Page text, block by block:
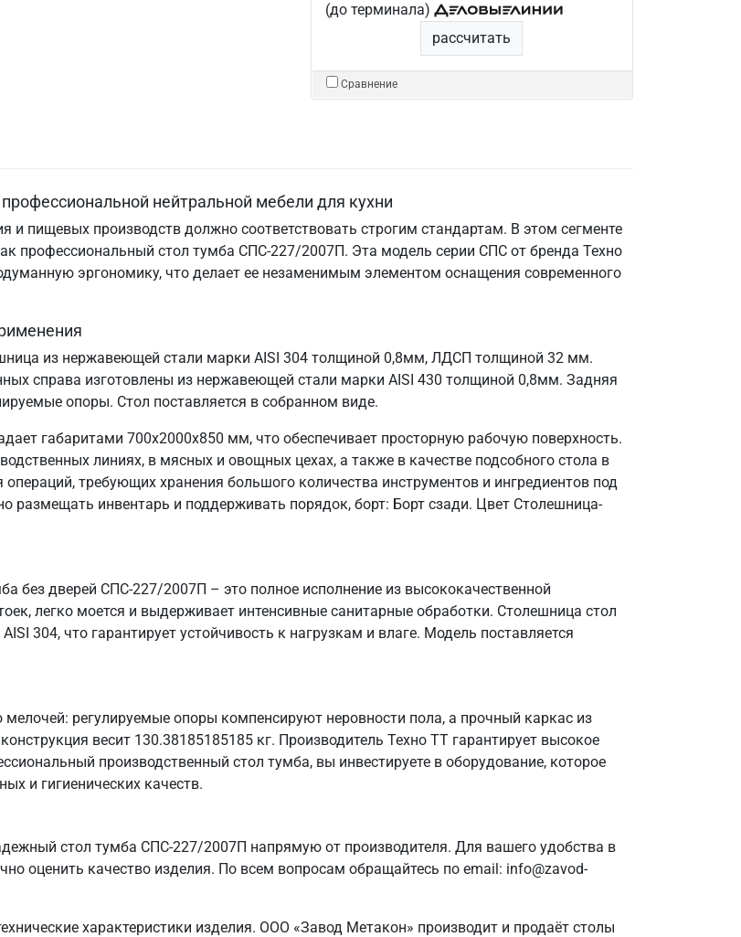
(до терминала)
рассчитать
Сравнение
нейтральной мебели для кухни
и пищевых производств должно соответствовать строгим стандартам. В этом сегменте
профессиональный стол тумба СПС-227/2007П. Эта модель серии СПС от бренда Техно
эргономику, что делает ее незаменимым элементом оснащения современного
из нержавеющей стали марки AISI 304 толщиной 0,8мм, ЛДСП толщиной 32 мм.
справа изготовлены из нержавеющей стали марки AISI 430 толщиной 0,8мм. Задняя
опоры. Стол поставляется в собранном виде.
габаритами 700х2000х850 мм, что обеспечивает просторную рабочую поверхность.
линиях, в мясных и овощных цехах, а также в качестве подсобного стола в
требующих хранения большого количества инструментов и ингредиентов под
размещать инвентарь и поддерживать порядок, борт: Борт сзади. Цвет Столешница-
без дверей СПС-227/2007П – это полное исполнение из высококачественной
легко моется и выдерживает интенсивные санитарные обработки. Столешница стол
304, что гарантирует устойчивость к нагрузкам и влаге. Модель поставляется
регулируемые опоры компенсируют неровности пола, а прочный каркас из
весит 130.38185185185 кг. Производитель Техно ТТ гарантирует высокое
производственный стол тумба, вы инвестируете в оборудование, которое
и гигиенических качеств.
стол тумба СПС-227/2007П напрямую от производителя. Для вашего удобства в
оценить качество изделия. По всем вопросам обращайтесь по email: info@zavod-
характеристики изделия. ООО «Завод Метакон» производит и продаёт столы